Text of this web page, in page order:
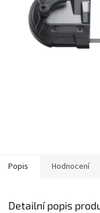
Popis Hodnocení
Detailní popis